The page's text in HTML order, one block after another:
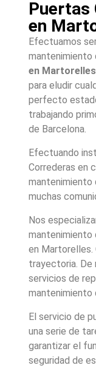
Puertas
en
Efectuamos
mantenimiento
en Martorelles
para eludir
perfecto
trabajando
de Barcelona.
Efectuando
Correderas en
mantenimiento
muchas
Nos
mantenimiento
en Martorelles.
trayectoria. De
servicios de
mantenimiento
El servicio de
una serie de
garantizar el
seguridad de